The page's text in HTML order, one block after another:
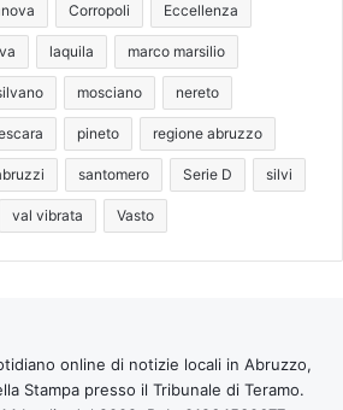
Corropoli Eccellenza
laquila marco marsilio
mosciano nereto
pineto regione abruzzo
santomero Serie D silvi
val vibrata Vasto
online di notizie locali in Abruzzo,
Stampa presso il Tribunale di Teramo.